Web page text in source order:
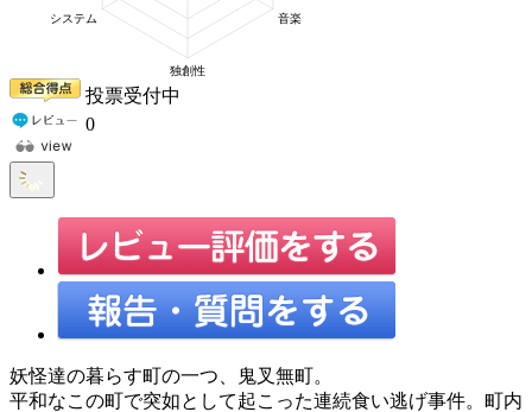
投票受付中
0
妖怪達の暮らす町の一つ、鬼叉無町。
平和なこの町で突如として起こった連続食い逃げ事件。町内